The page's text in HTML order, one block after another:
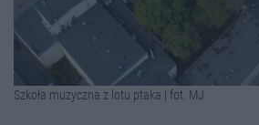
Szkoła muzyczna z lotu ptaka | fot. MJ